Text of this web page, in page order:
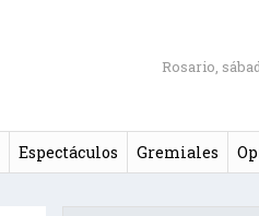
Rosario,
Espectáculos Gremiales